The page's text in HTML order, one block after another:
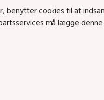
Socialområdet på YouTube
Podcasts på SoundCloud
benytter cookies til at
må lægge